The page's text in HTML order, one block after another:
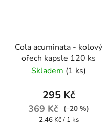
Cola acuminata - kolový
ořech kapsle 120 ks
Skladem (1 ks)
295 Kč
369 Kč
(–20 %)
Měrná
2,46 Kč / 1 ks